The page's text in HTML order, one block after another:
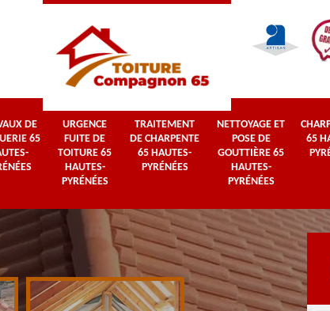
DE
65
URGENCE
FUITE DE
TOITURE 65
HAUTES-
PYRÉNÉES
TRAITEMENT
DE CHARPENTE
65 HAUTES-
PYRÉNÉES
NETTOYAGE ET
POSE DE
GOUTTIÈRE 65
HAUTES-
PYRÉNÉES
65